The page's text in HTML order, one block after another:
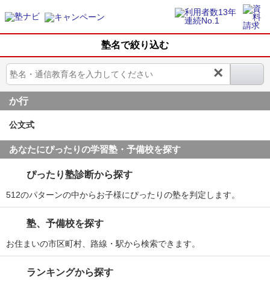
塾名で絞り込む
×
か行
公文式
あなたにぴったりの学習塾・予備校を探す
ぴったり塾診断から探す
512のパターンの中からお子様にぴったりの塾を判定します。
塾、予備校を探す
お住まいの市区町村、路線・駅から検索できます。
ランキングから探す